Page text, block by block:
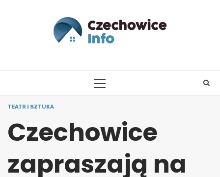
PRIMARY
TEATR I SZTUKA
Czechowice
zapraszają na